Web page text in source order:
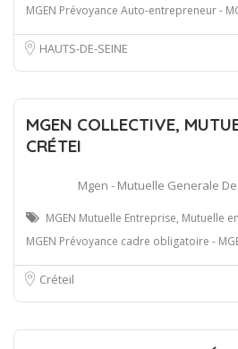
MGEN Prévoyance Auto-entrepreneur -
HAUTS-DE-SEINE
MGEN COLLECTIVE,
CRÉTEI
Mgen - Mutuelle Generale
MGEN Mutuelle Entreprise, Mutuelle
MGEN Prévoyance cadre obligatoire -
Créteil